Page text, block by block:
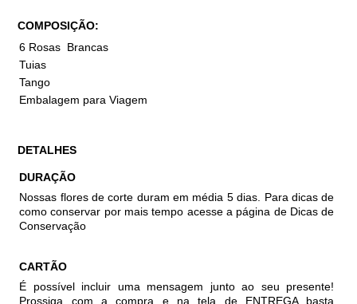
COMPOSIÇÃO:
6 Rosas Brancas
Tuias
Tango
Embalagem para Viagem
DETALHES
DURAÇÃO
Nossas flores de corte duram em média 5 dias. Para dicas de
como conservar por mais tempo acesse a página de Dicas de
Conservação
CARTÃO
É possível incluir uma mensagem junto ao seu presente!
Prossiga com a compra e na tela de ENTREGA basta